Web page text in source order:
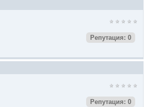
Репутация: 0
Репутация: 0